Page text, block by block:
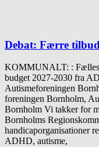
Debat: Færre
KOMMUNALT: : Fælles
budget 2027-2030 fra
Autismeforeningen
foreningen Bornholm,
Bornholm Vi takker for
Bornholms
handicaporganisationer
ADHD, autisme,